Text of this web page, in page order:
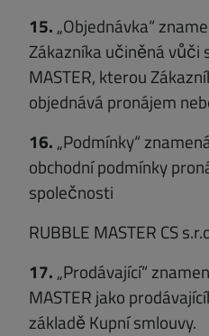
15. „Objednávka“
Zákazníka učiněná vůči
MASTER, kterou
objednává pronájem
16. „Podmínky“
obchodní podmínky
společnosti
RUBBLE MASTER CS
17. „Prodávající“
MASTER jako
základě Kupní smlouvy.